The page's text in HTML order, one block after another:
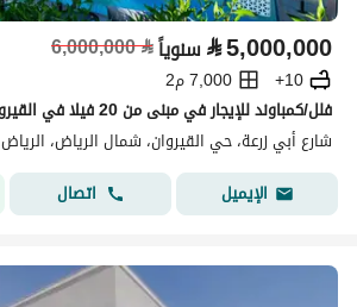
⃁5,000,000 سنوياً⃁
6,000,000
10+
7,000 م2
فلل/كمباوند للإيجار في مبنى من 20 فيلا في القيروان، الرياض
شارع أبي زرعة، حي القيروان، شمال الرياض، الرياض
الإيميل
اتصال